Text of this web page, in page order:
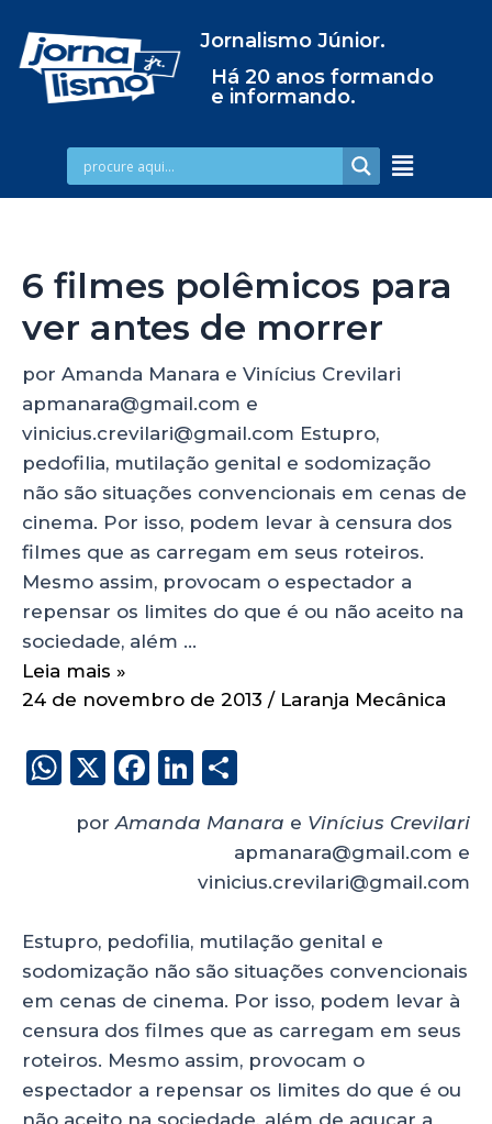
Jornalismo Júnior.
Há 20 anos formando
e informando.
6 filmes polêmicos para
ver antes de morrer
por Amanda Manara e Vinícius Crevilari
apmanara@gmail.com e
vinicius.crevilari@gmail.com Estupro,
pedofilia, mutilação genital e sodomização
não são situações convencionais em cenas de
cinema. Por isso, podem levar à censura dos
filmes que as carregam em seus roteiros.
Mesmo assim, provocam o espectador a
repensar os limites do que é ou não aceito na
sociedade, além …
Leia mais »
24 de novembro de 2013 / Laranja Mecânica
W
a
p
p
X
F
c
o
o
k
Li
k
e
n
a
re
por Amanda Manara e Vinícius Crevilari
apmanara@gmail.com e
vinicius.crevilari@gmail.com
Estupro, pedofilia, mutilação genital e
sodomização não são situações convencionais
em cenas de cinema. Por isso, podem levar à
censura dos filmes que as carregam em seus
roteiros. Mesmo assim, provocam o
espectador a repensar os limites do que é ou